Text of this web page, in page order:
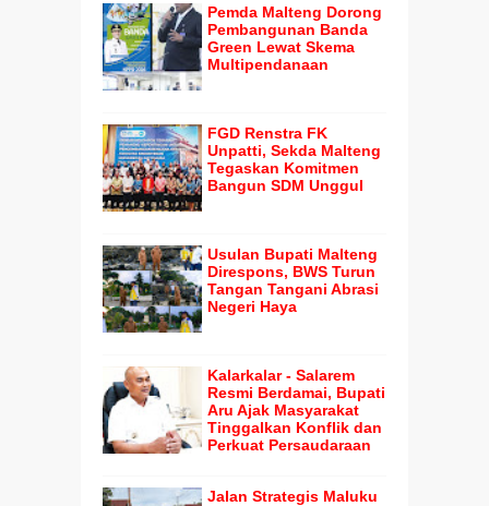
Pemda Malteng Dorong
Pembangunan Banda
Green Lewat Skema
Multipendanaan
FGD Renstra FK
Unpatti, Sekda Malteng
Tegaskan Komitmen
Bangun SDM Unggul
Usulan Bupati Malteng
Direspons, BWS Turun
Tangan Tangani Abrasi
Negeri Haya
Kalarkalar - Salarem
Resmi Berdamai, Bupati
Aru Ajak Masyarakat
Tinggalkan Konflik dan
Perkuat Persaudaraan
Jalan Strategis Maluku